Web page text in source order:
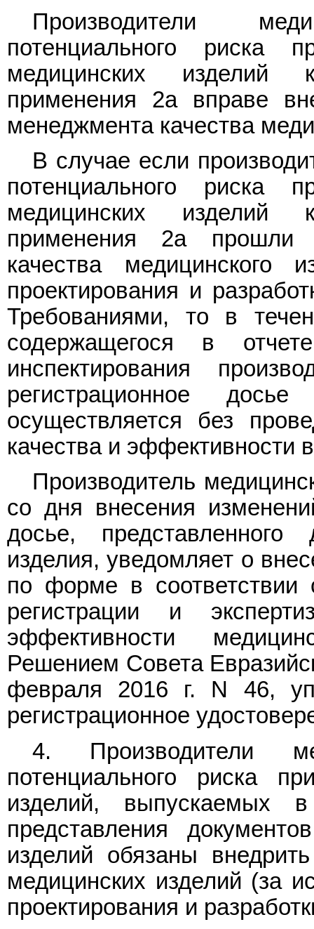
Производители
потенциального риска
медицинских изделий
применения 2а вправе
менеджмента качества
В случае если
потенциального риска
медицинских изделий
применения 2а прошли
качества медицинского
проектирования и
Требованиями, то в
содержащегося в
инспектирования
регистрационное
осуществляется без
качества и эффективности
Производитель
со дня внесения
досье, представленного
изделия, уведомляет о
по форме в
регистрации и
эффективности
Решением Совета
февраля 2016 г. N 46,
регистрационное
4. Производители
потенциального риска
изделий,
представления
изделий обязаны
медицинских изделий (за
проектирования и